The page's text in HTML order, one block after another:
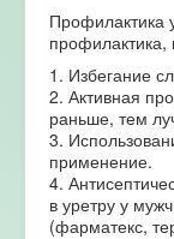
Профилактика
1. Избегание
2. Активная
раньше, тем
3.
применение.
4.
в уретру у
(фарматекс,